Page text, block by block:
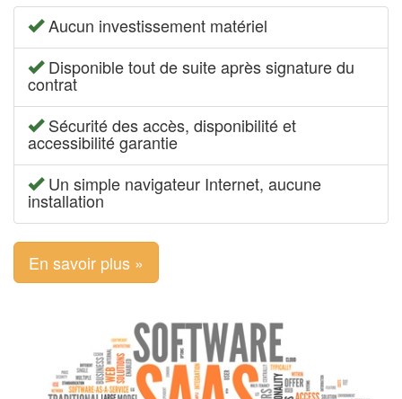
Aucun investissement matériel
Disponible tout de suite après signature du
contrat
Sécurité des accès, disponibilité et
accessibilité garantie
Un simple navigateur Internet, aucune
installation
En savoir plus »